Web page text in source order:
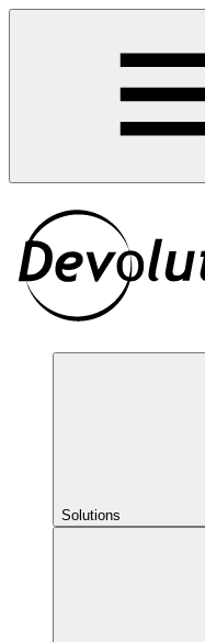
Solutions